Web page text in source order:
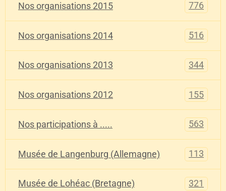
Nos organisations 2015 776
Nos organisations 2014 516
Nos organisations 2013 344
Nos organisations 2012 155
Nos participations à ..... 563
Musée de Langenburg (Allemagne) 113
Musée de Lohéac (Bretagne) 321